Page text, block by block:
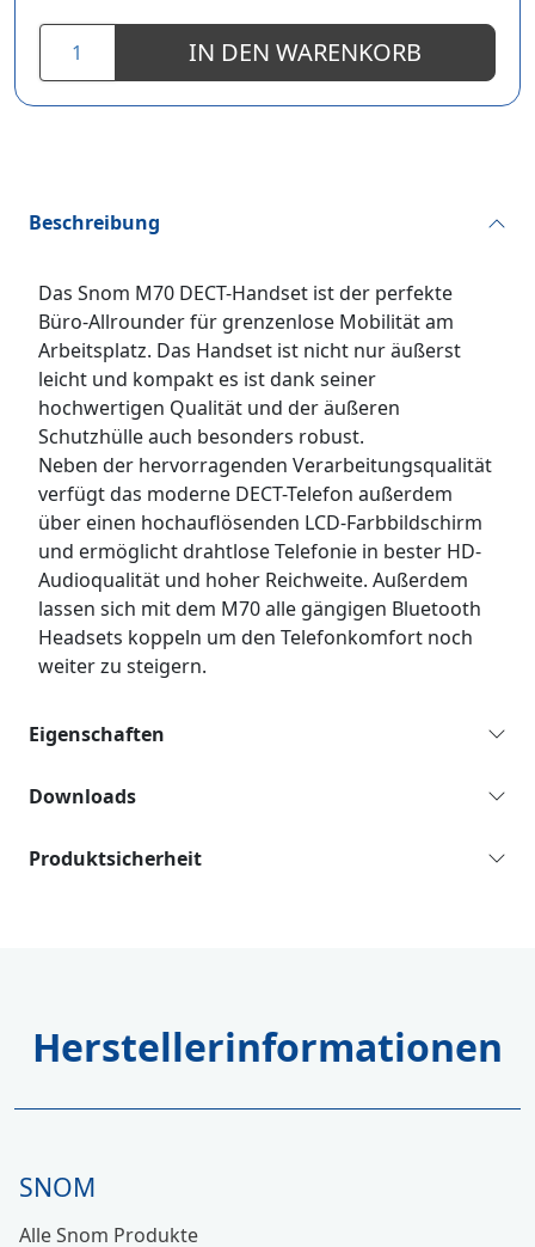
IN DEN WARENKORB
Beschreibung
Das Snom M70 DECT-Handset ist der perfekte
Büro-Allrounder für grenzenlose Mobilität am
Arbeitsplatz. Das Handset ist nicht nur äußerst
leicht und kompakt es ist dank seiner
hochwertigen Qualität und der äußeren
Schutzhülle auch besonders robust.
Neben der hervorragenden Verarbeitungsqualität
verfügt das moderne DECT-Telefon außerdem
über einen hochauflösenden LCD-Farbbildschirm
und ermöglicht drahtlose Telefonie in bester HD-
Audioqualität und hoher Reichweite. Außerdem
lassen sich mit dem M70 alle gängigen Bluetooth
Headsets koppeln um den Telefonkomfort noch
weiter zu steigern.
Eigenschaften
Downloads
Produktsicherheit
Herstellerinformationen
SNOM
Alle Snom Produkte